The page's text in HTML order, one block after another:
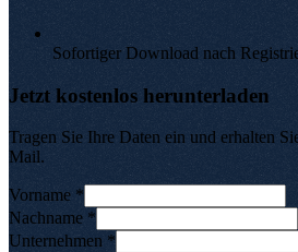
Sofortiger Download nach
Jetzt kostenlos herunterladen
Tragen Sie Ihre Daten ein und erhalten
Mail.
Vorname *
Nachname *
Unternehmen *